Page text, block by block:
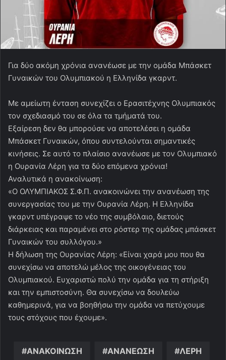
Για δύο ακόμη χρόνια ανανέωσε με την ομάδα Μπάσκετ
Γυναικών του Ολυμπιακού η Ελληνίδα γκαρντ.
Με αμείωτη ένταση συνεχίζει ο Ερασιτέχνης Ολυμπιακός
τον σχεδιασμό του σε όλα τα τμήματά του.
Εξαίρεση δεν θα μπορούσε να αποτελέσει η ομάδα
Μπάσκετ Γυναικών, όπου συντελούνται σημαντικές
κινήσεις. Σε αυτό το πλαίσιο ανανέωσε με τον Ολυμπιακό
η Ουρανία Λέρη για τα δύο επόμενα χρόνια!
Αναλυτικά η ανακοίνωση:
«Ο ΟΛΥΜΠΙΑΚΟΣ Σ.Φ.Π. ανακοινώνει την ανανέωση της
συνεργασίας του με την Ουρανία Λέρη. Η Ελληνίδα
γκαρντ υπέγραψε το νέο της συμβόλαιο, διετούς
διάρκειας και παραμένει στο ρόστερ της ομάδας μπάσκετ
Γυναικών του συλλόγου.»
Η δήλωση της Ουρανίας Λέρη: «Είναι χαρά μου που θα
συνεχίσω να αποτελώ μέλος της οικογένειας του
Ολυμπιακού. Ευχαριστώ πολύ την ομάδα για τη στήριξη
και την εμπιστοσύνη. Θα συνεχίσω να δουλεύω
καθημερινά, για να βοηθήσω την ομάδα να πετύχουμε
τους στόχους που έχουμε».
ΑΝΑΚΟΙΝΩΣΗ ΑΝΑΝΕΩΣΗ ΛΕΡΗ